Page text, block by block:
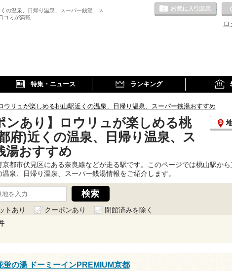
の温泉、日帰り温泉、スーパー銭湯、ス
コミが満載
ロ
お
特集・ニュース ランキング
ウリュが楽しめる桃山駅近くの温泉、日帰り温泉、スーパー銭湯おすすめ
ンあり】ロウリュが楽しめる桃
府)近くの温泉、日帰り温泉、ス
湯おすすめ
京都市伏見区にある奈良線などが走る駅です。このページでは桃山駅か
温泉、日帰り温泉、スーパー銭湯情報をご紹介します。
トあり クーポンあり
閉館済みを除く
蛍の湯 ドーミーインPREMIUM京都